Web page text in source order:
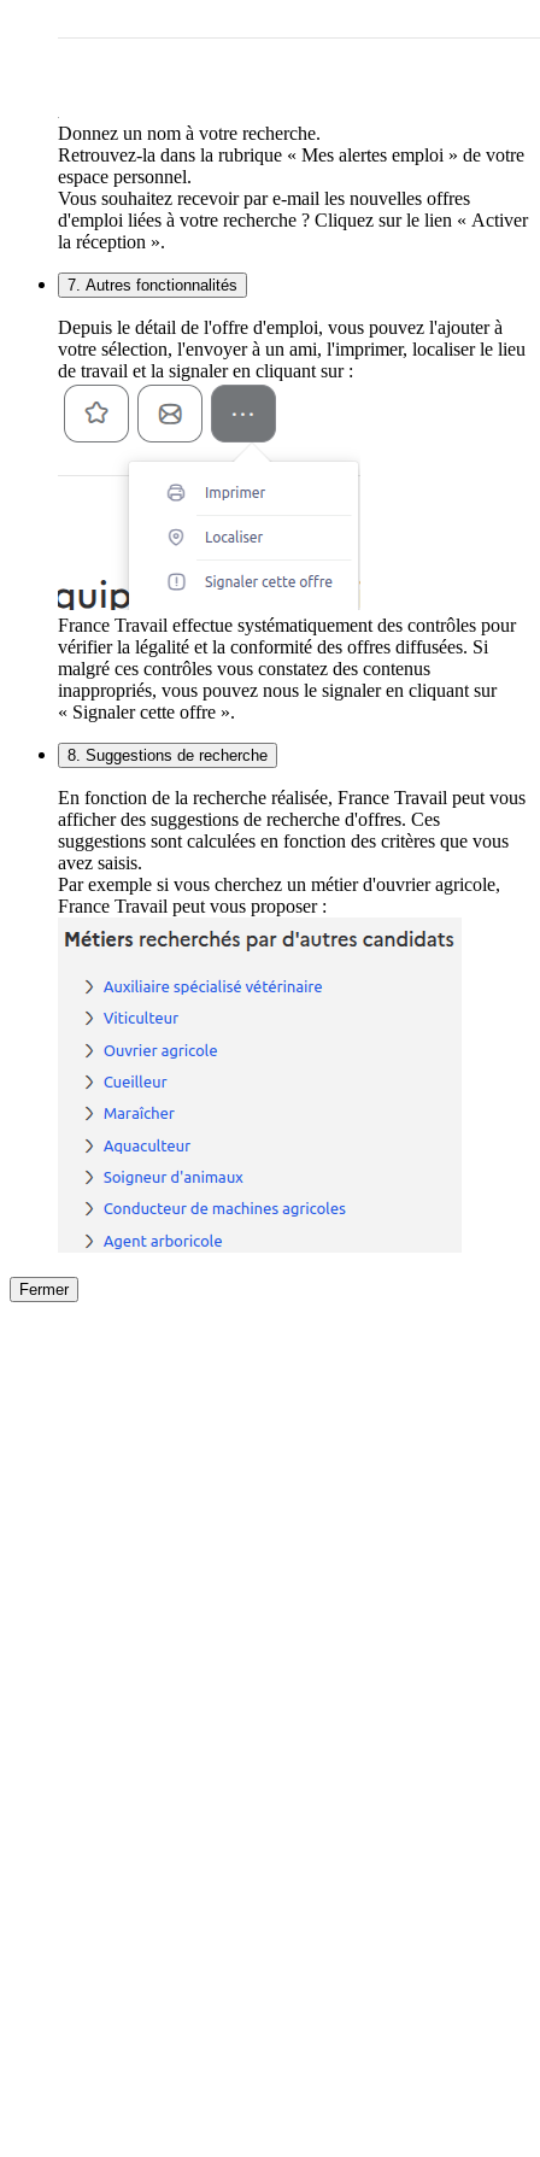
Donnez un nom à votre recherche.
Retrouvez-la dans la rubrique « Mes alertes emploi » de votre
espace personnel.
Vous souhaitez recevoir par e-mail les nouvelles offres
d'emploi liées à votre recherche ? Cliquez sur le lien « Activer
la réception ».
7. Autres fonctionnalités
Depuis le détail de l'offre d'emploi, vous pouvez l'ajouter à
votre sélection, l'envoyer à un ami, l'imprimer, localiser le lieu
de travail et la signaler en cliquant sur :
France Travail effectue systématiquement des contrôles pour
vérifier la légalité et la conformité des offres diffusées. Si
malgré ces contrôles vous constatez des contenus
inappropriés, vous pouvez nous le signaler en cliquant sur
« Signaler cette offre ».
8. Suggestions de recherche
En fonction de la recherche réalisée, France Travail peut vous
afficher des suggestions de recherche d'offres. Ces
suggestions sont calculées en fonction des critères que vous
avez saisis.
Par exemple si vous cherchez un métier d'ouvrier agricole,
France Travail peut vous proposer :
Fermer